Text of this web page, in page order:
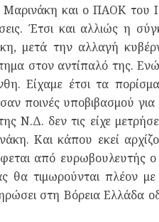
και ο ΠΑΟΚ του
Έτσι και αλλιώς η
μετά την αλλαγή
στον αντίπαλό της.
Είχαμε έτσι τα
ποινές υποβιβασμού
Ν.Δ. δεν τις είχε
Και κάπου εκεί
από ευρωβουλευτής
θα τιμωρούνται
στη Βόρεια Ελλάδα